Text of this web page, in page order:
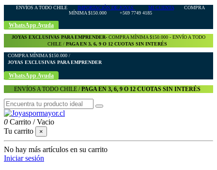
ENVÍOS A TODO CHILE IMPORTACIÓN DE JOYAS MI CUENTA COMPRA
MÍNIMA $150.000 +569 7749 4185
WhatsApp Ayuda
JOYAS EXCLUSIVAS PARA EMPRENDER- COMPRA MÍNIMA $150.000 - ENVÍO A TODO
CHILE / PAGA EN 3, 6, 9 O 12 CUOTAS SIN INTERÉS
COMPRA MÍNIMA $150.000 /
JOYAS EXCLUSIVAS PARA EMPRENDER
WhatsApp Ayuda
ENVÍOS A TODO CHILE /PAGA EN 3, 6, 9 O 12 CUOTAS SIN INTERÉS
0 Carrito /Vacio
Tu carrito
×
No hay más artículos en su carrito
Iniciar sesión